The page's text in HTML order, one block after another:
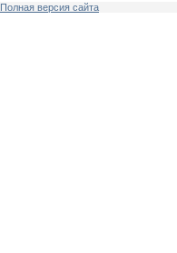
Полная версия сайта